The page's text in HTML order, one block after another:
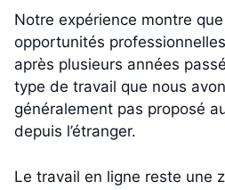
Notre expérience montre
opportunités
après plusieurs années
type de travail que nous
généralement pas proposé
depuis l’étranger.
Le travail en ligne reste une